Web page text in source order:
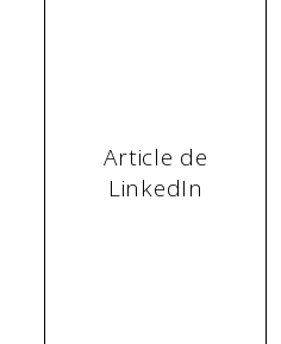
Article de
LinkedIn